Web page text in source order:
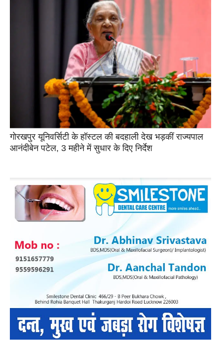
गोरखपुर यूनिवर्सिटी के हॉस्टल की बदहाली देख भड़कीं राज्यपाल
आनंदीबेन पटेल, 3 महीने में सुधार के दिए निर्देश